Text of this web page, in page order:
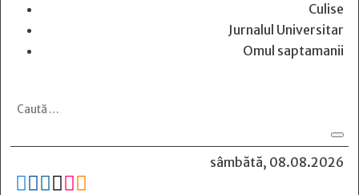
Culise
Jurnalul Universitar
Omul saptamanii
sâmbătă, 08.08.2026
     